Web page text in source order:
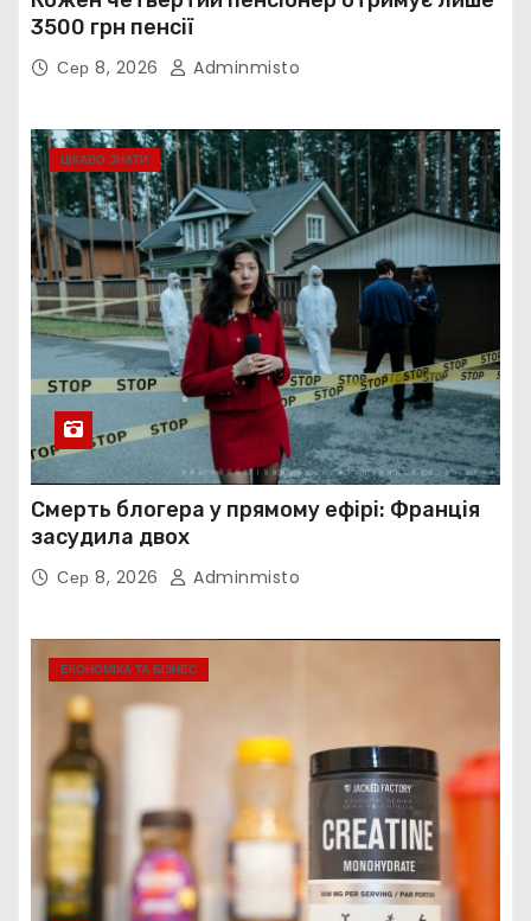
3500 грн пенсії
Сер 8, 2026 Adminmisto
ЦІКАВО ЗНАТИ
Смерть блогера у прямому ефірі: Франція
засудила двох
Сер 8, 2026 Adminmisto
ЕКОНОМІКА ТА БІЗНЕС